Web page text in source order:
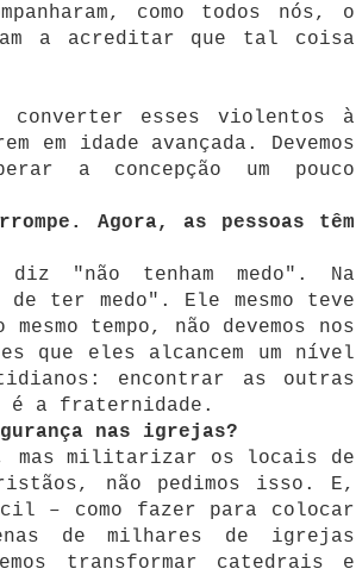
como todos nós, o
a acreditar que tal coisa
esses violentos à
em idade avançada. Devemos
a concepção um pouco
Agora, as pessoas têm
diz "não tenham medo". Na
ter medo". Ele mesmo teve
tempo, não devemos nos
que eles alcancem um nível
encontrar as outras
é a fraternidade.
nas igrejas?
mas militarizar os locais de
não pedimos isso. E,
– como fazer para colocar
de milhares de igrejas
transformar catedrais e